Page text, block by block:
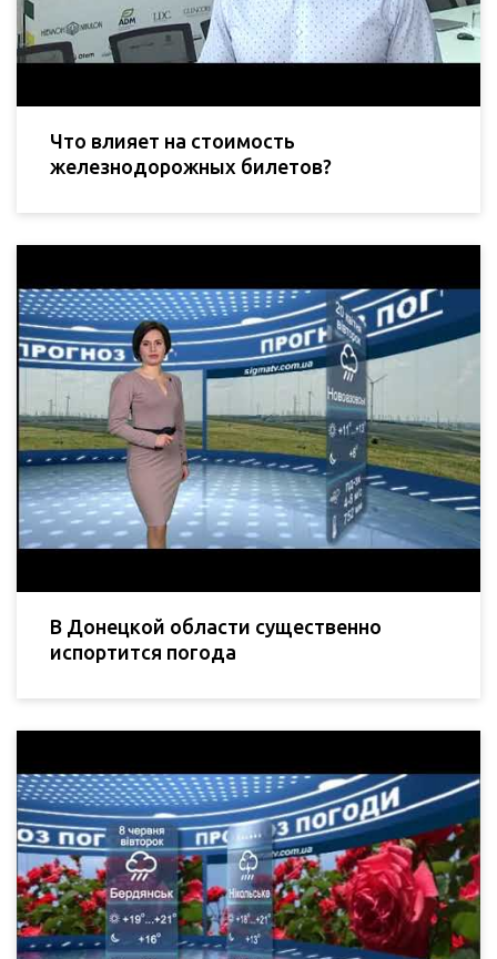
Что влияет на стоимость
железнодорожных билетов?
В Донецкой области существенно
испортится погода